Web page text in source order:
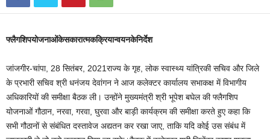
फ्लैगशिपयोजनाओंकेसकारात्मकक्रियान्वयनकेनिर्देश
जांजगीर-चांपा, 28 सितंबर, 2021राज्य के गृह, लोक स्वास्थ्य यांत्रिकी सचिव और जिले
के प्रभारी सचिव श्री धनंजय देवांगन ने आज कलेक्टर कार्यालय सभाकक्ष में विभागीय
अधिकारियों की समीक्षा बैठक ली। उन्होंने मुख्यमंत्री श्री भूपेश बघेल की फ्लैगशिप
योजनाओं गौठान, नरवा, गरवा, घुरवा और बाड़ी कार्यक्रम की समीक्षा करते हुए कहा कि
सभी गौठानों से संबंधित दस्तावेज अद्यतन कर रखा जाए, ताकि यदि कोई उस संबंध में